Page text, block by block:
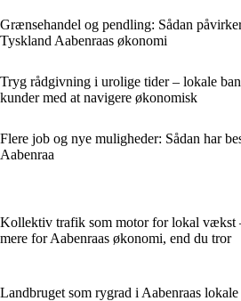
Grænsehandel og pendling: Sådan
Tyskland Aabenraas økonomi
Tryg rådgivning i urolige tider – lokale
kunder med at navigere økonomisk
Flere job og nye muligheder: Sådan har
Aabenraa
Kollektiv trafik som motor for lokal vækst
mere for Aabenraas økonomi, end du tror
Landbruget som rygrad i Aabenraas